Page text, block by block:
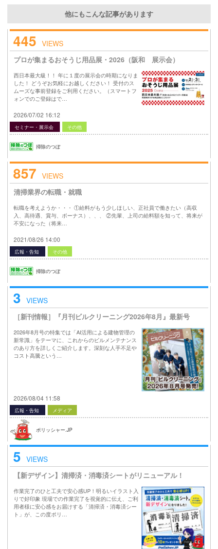
他にもこんな記事があります
445 VIEWS
プロが集まるおそうじ用品展・2026（阪和 展示会）
西日本最大級！！ 年に１度の展示会の時期になりま
した！ どうぞお気軽にお越しください！ 受付のス
ムーズな事前登録をご利用ください。（スマートフ
ォンでのご登録はで…
2026/07/02 16:12
セミナー・展示会 その他
掃除のつぼ
857 VIEWS
清掃業界の転職・就職
転職を考えようか・・・ ①給料がもう少しほしい、正社員で働きたい（高収
入、高待遇、賞与、ボーナス）、、、 ②先輩、上司の給料額を知って、将来が
不安になった（将来…
2021/08/26 14:00
広報・告知 その他
掃除のつぼ
3 VIEWS
［新刊情報］『月刊ビルクリーニング2026年8月』最新号
2026年8月号の特集では「AI活用による建物管理の
新常識」をテーマに、これからのビルメンテナンス
のあり方を詳しくご紹介します。深刻な人手不足や
コスト高騰という…
2026/08/04 11:58
広報・告知 メディア
ポリッシャー.JP
5 VIEWS
【新デザイン】清掃済・消毒済シートがリニューアル！
作業完了のひと工夫で安心感UP！明るいイラスト入
りで好印象 現場での作業完了を視覚的に伝え、ご利
用者様に安心感をお届けする「清掃済・消毒済シー
ト」が、この度ポリ…